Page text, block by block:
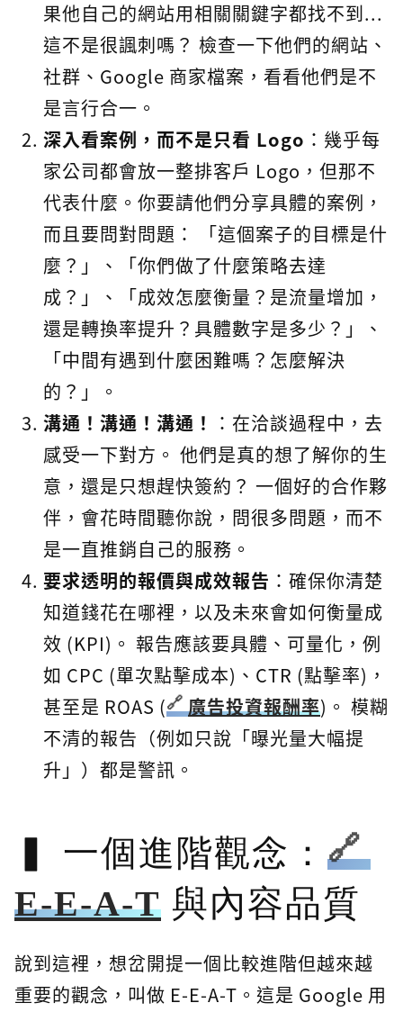
果他自己的網站用相關關鍵字都找不到...
這不是很諷刺嗎？ 檢查一下他們的網站、
社群、Google 商家檔案，看看他們是不
是言行合一。
深入看案例，而不是只看 Logo ：幾乎每
家公司都會放一整排客戶 Logo，但那不
代表什麼。你要請他們分享具體的案例，
而且要問對問題： 「這個案子的目標是什
麼？」、「你們做了什麼策略去達
成？」、「成效怎麼衡量？是流量增加，
還是轉換率提升？具體數字是多少？」、
「中間有遇到什麼困難嗎？怎麼解決
的？」。
溝通！溝通！溝通！ ：在洽談過程中，去
感受一下對方。 他們是真的想了解你的生
意，還是只想趕快簽約？ 一個好的合作夥
伴，會花時間聽你說，問很多問題，而不
是一直推銷自己的服務。
要求透明的報價與成效報告 ：確保你清楚
知道錢花在哪裡，以及未來會如何衡量成
效 (KPI)。 報告應該要具體、可量化，例
如 CPC (單次點擊成本)、CTR (點擊率)，
甚至是 ROAS (
廣告投資報酬率)。 模糊
不清的報告（例如只說「曝光量大幅提
升」）都是警訊。
一個進階觀念：
E-E-A-T 與內容品質
說到這裡，想岔開提一個比較進階但越來越
重要的觀念，叫做 E-E-A-T。這是 Google 用